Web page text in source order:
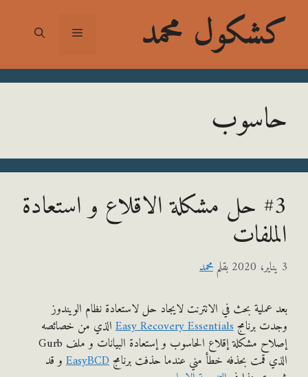
محمد
#3 حل مشكلة الاقلاع و استعادة
بقلممحمد
بحث في الانترنت لايجاد حل لاستعادة نظام الويندوز
برنامجEasy Recovery Essentialsالذي من خصائصه
إصلاح مشكلة إقلاع الحاسوب و إستعادة البيانات و ملف Gurb
قمت بحذفه خطأ مني عندما حذفت برنامجEasyBCDو قد